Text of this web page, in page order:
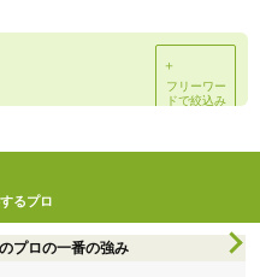
＋
フリーワー
ドで絞込み
るプロ
プロの一番の強み